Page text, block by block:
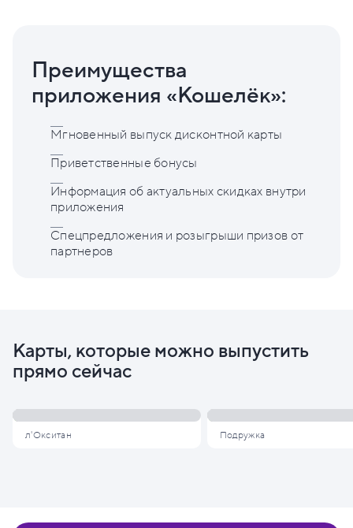
Преимущества
приложения «Кошелёк»:
Мгновенный выпуск дисконтной карты
Приветственные бонусы
Информация об актуальных скидках внутри
приложения
Спецпредложения и розыгрыши призов от
партнеров
Карты, которые можно выпустить
прямо сейчас
л'Окситан Подружка